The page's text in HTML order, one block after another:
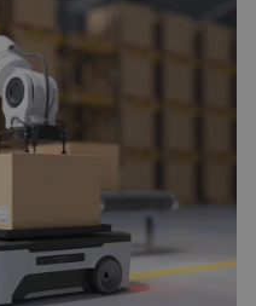
WEG NAAR SLIMMERE, MEER
APPLICATIONS
CONTROL
alleen om zoveel
omslimmer presteren
compactere, efficiëntere
hoe de nieuwste
oplossingen voor
motoraandrijvingen naar